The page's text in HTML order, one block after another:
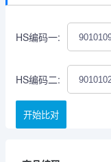
HS编码一:
HS编码二:
开始比对